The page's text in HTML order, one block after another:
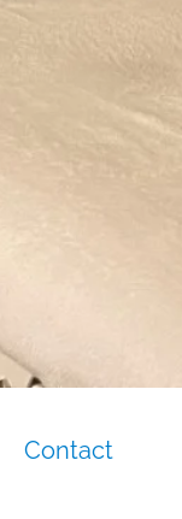
Contact